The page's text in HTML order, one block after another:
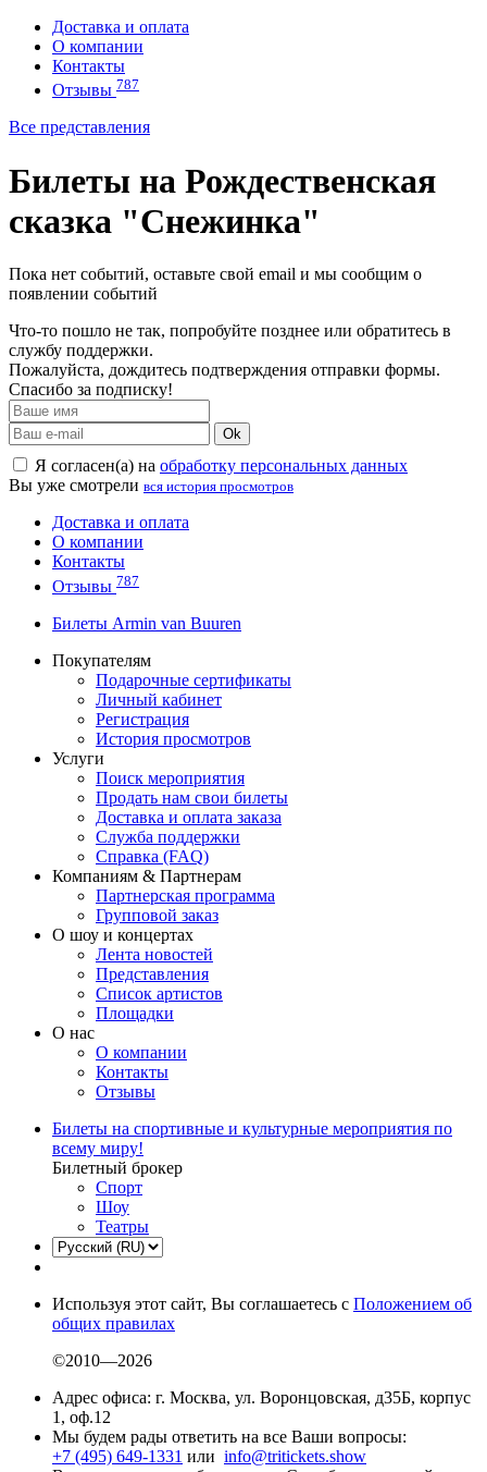
Доставка и оплата
О компании
Контакты
Отзывы 787
Все представления
Билеты на Рождественская
сказка "Снежинка"
Пока нет событий, оставьте свой email и мы сообщим о
появлении событий
Что-то пошло не так, попробуйте позднее или обратитесь в
службу поддержки.
Пожалуйста, дождитесь подтверждения отправки формы.
Спасибо за подписку!
Ok
Я согласен(а) на обработку персональных данных
Вы уже смотрели вся история просмотров
Доставка и оплата
О компании
Контакты
Отзывы 787
Билеты Armin van Buuren
Покупателям
Подарочные сертификаты
Личный кабинет
Регистрация
История просмотров
Услуги
Поиск мероприятия
Продать нам свои билеты
Доставка и оплата заказа
Служба поддержки
Справка (FAQ)
Компаниям & Партнерам
Партнерская программа
Групповой заказ
О шоу и концертах
Лента новостей
Представления
Список артистов
Площадки
О нас
О компании
Контакты
Отзывы
Билеты на спортивные и культурные мероприятия по
всему миру!
Билетный брокер
Спорт
Шоу
Театры
Используя этот сайт, Вы соглашаетесь с Положением об
общих правилах
©2010—2026
Адрес офиса: г. Москва, ул. Воронцовская, д35Б, корпус
1, оф.12
Мы будем рады ответить на все Ваши вопросы:
+7 (495) 649-1331 или info@tritickets.show